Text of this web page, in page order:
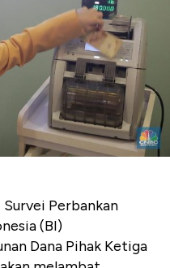
Survei Perbankan
(BI)
Dana Pihak Ketiga